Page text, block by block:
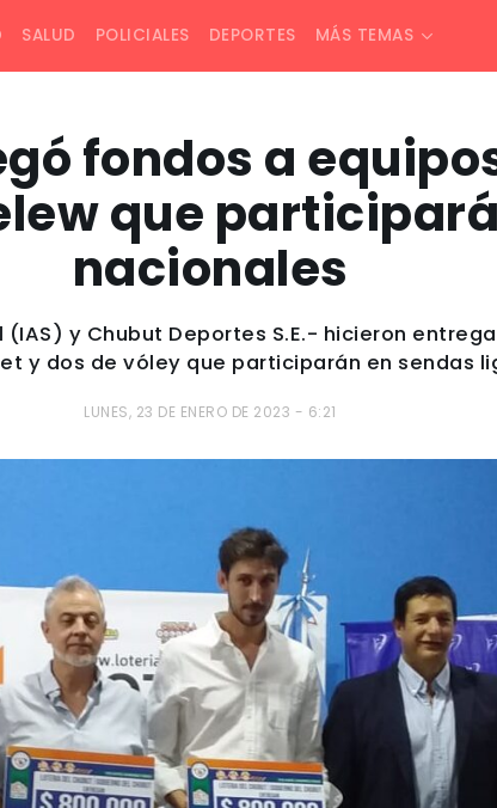
SALUD POLICIALES DEPORTES MÁS TEMAS
fondos a
que
nacionales
y Chubut Deportes S.E.- hicieron
y dos de vóley que participarán en sendas
LUNES, 23 DE ENERO DE 2023 - 6:21